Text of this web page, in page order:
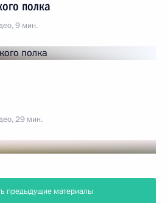
полка
9 мин.
29 мин.
предыдущие материалы